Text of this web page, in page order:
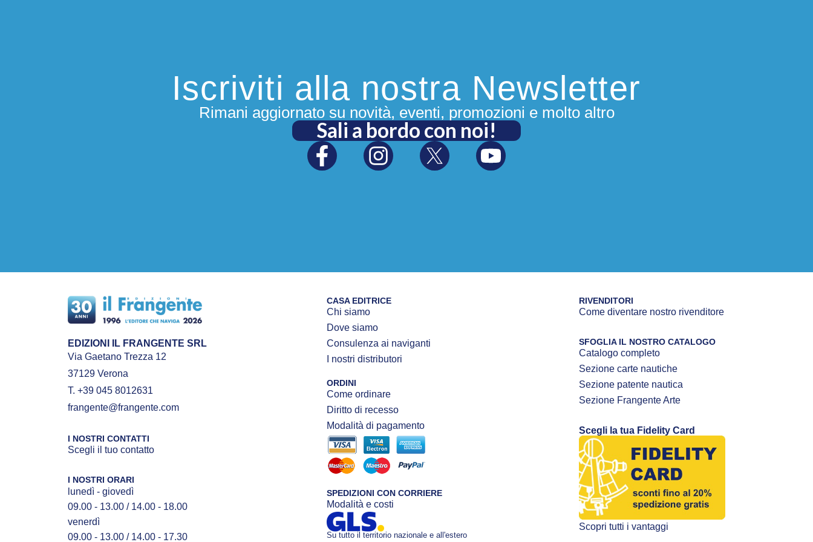
Iscriviti alla nostra Newsletter
Rimani aggiornato su novità, eventi, promozioni e molto altro
Sali a bordo con noi!
EDIZIONI IL FRANGENTE SRL
Via Gaetano Trezza 12
37129 Verona
T. +39 045 8012631
frangente@frangente.com
I NOSTRI CONTATTI
Scegli il tuo contatto
I NOSTRI ORARI
lunedì - giovedì
09.00 - 13.00 / 14.00 - 18.00
venerdì
09.00 - 13.00 / 14.00 - 17.30
CASA EDITRICE
Chi siamo
Dove siamo
Consulenza ai naviganti
I nostri distributori
ORDINI
Come ordinare
Diritto di recesso
Modalità di pagamento
SPEDIZIONI CON CORRIERE
Modalità e costi
Su tutto il territorio nazionale e all'estero
RIVENDITORI
Come diventare nostro rivenditore
SFOGLIA IL NOSTRO CATALOGO
Catalogo completo
Sezione carte nautiche
Sezione patente nautica
Sezione Frangente Arte
Scegli la tua Fidelity Card
Scopri tutti i vantaggi